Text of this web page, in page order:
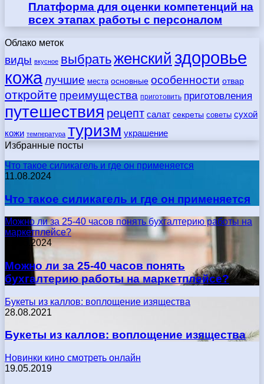
Платформа для оценки компетенций на
всех этапах работы с персоналом
Облако меток
виды вкусное выбратьженский здоровье
кожалучшие места основные особенности отвар
откройте преимущества приготовить приготовления
путешествия рецепт салат секреты советы сухой
кожи температура туризм украшение
Избранные посты
Что такое силикагель и где он применяется
11.08.2024
Что такое силикагель и где он применяется
Можно ли за 25-40 часов понять бухгалтерию работы на
маркетплейсе?
17.05.2024
Можно ли за 25-40 часов понять
бухгалтерию работы на маркетплейсе?
Букеты из каллов: воплощение изящества
28.08.2021
Букеты из каллов: воплощение изящества
Новинки кино смотреть онлайн
19.05.2019